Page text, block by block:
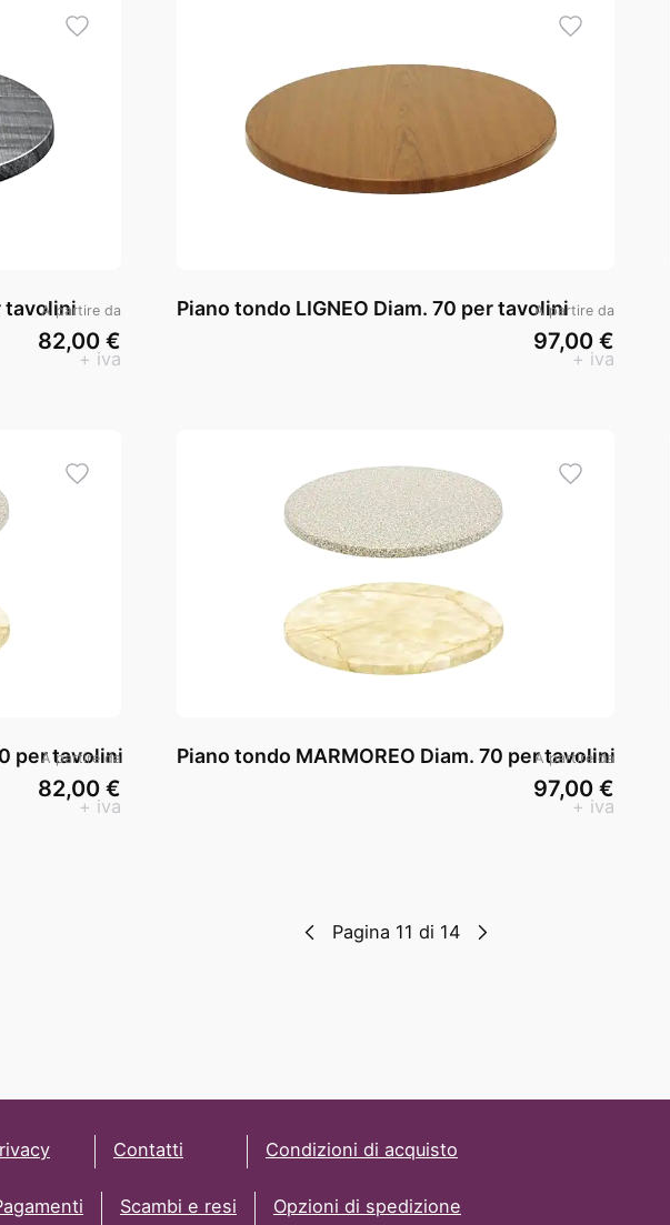
tavolini
A partire da
82,00 €
+ iva
Piano tondo LIGNEO Diam. 70 per tavoliniA partire da
97,00 €
+ iva
per tavolini
A partire da
82,00 €
+ iva
Piano tondo MARMOREO Diam. 70 per tavolini
A partire da
97,00 €
+ iva
Pagina 11 di 14
Contatti Condizioni di acquisto
Scambi e resi Opzioni di spedizione